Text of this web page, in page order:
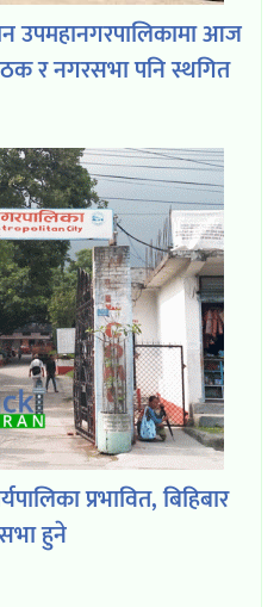
उपमहानगरपालिकामा आज
र नगरसभा पनि स्थगित
प्रभावित, बिहिबार
हुने